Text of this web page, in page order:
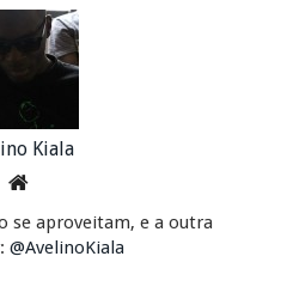
Kiala
se aproveitam, e a outra
@AvelinoKiala